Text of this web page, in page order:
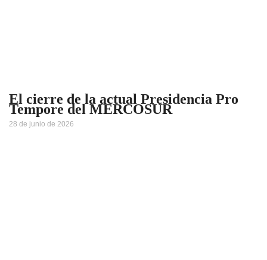
El cierre de la actual Presidencia Pro
Tempore del MERCOSUR
28 de junio de 2026